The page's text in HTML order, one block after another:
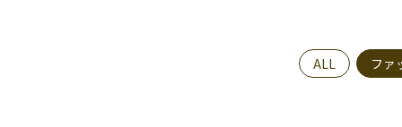
ALL ファ